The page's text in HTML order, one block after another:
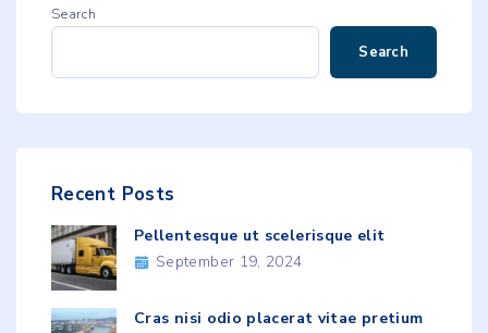
Search
Search
Recent Posts
Pellentesque ut scelerisque elit
September 19, 2024
Cras nisi odio placerat vitae pretium